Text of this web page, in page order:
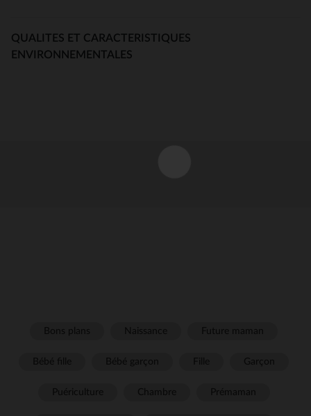
QUALITES ET CARACTERISTIQUES
ENVIRONNEMENTALES